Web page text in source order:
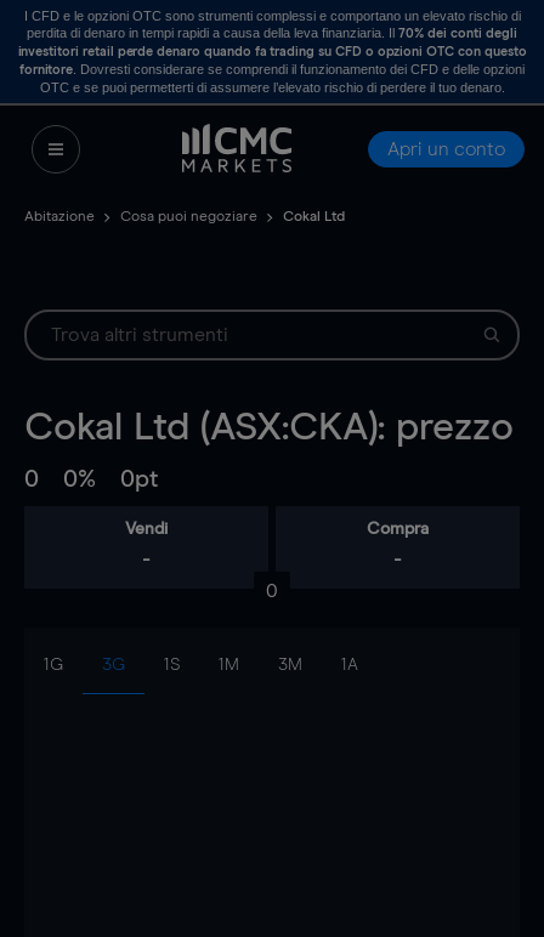
I CFD e le opzioni OTC sono strumenti complessi e comportano un elevato rischio di
perdita di denaro in tempi rapidi a causa della leva finanziaria. Il70% dei conti degli
investitori retail perde denaro quando fa trading su CFD o opzioni OTC con questo
fornitore . Dovresti considerare se comprendi il funzionamento dei CFD e delle opzioni
OTC e se puoi permetterti di assumere l’elevato rischio di perdere il tuo denaro.
Apri un conto
Abitazione Cosa puoi negoziare Cokal Ltd
Cokal Ltd (ASX:CKA): prezzo
0 0% 0pt
Vendi
-
Compra
-
0
1G 3G 1S 1M 3M 1A